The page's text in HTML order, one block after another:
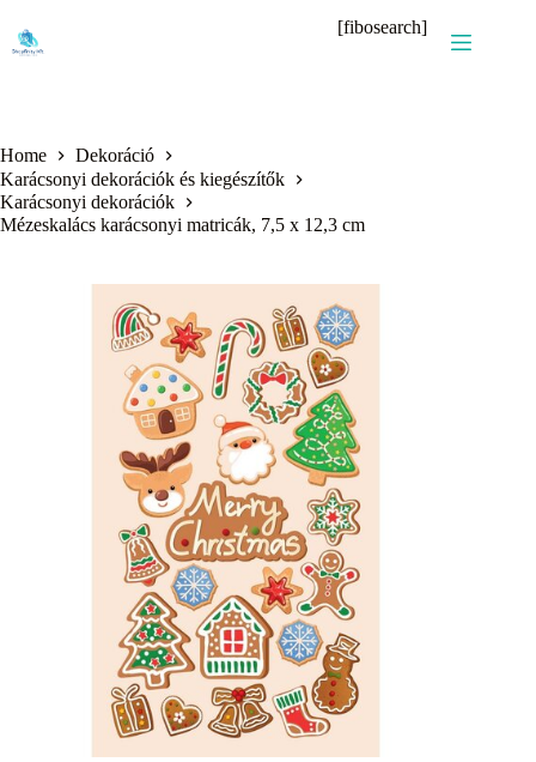
content
[fibosearch]
Home
Dekoráció
Karácsonyi dekorációk és kiegészítők
Karácsonyi dekorációk
Mézeskalács karácsonyi matricák, 7,5 x 12,3 cm